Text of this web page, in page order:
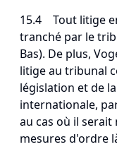
15.4 Tout litige
tranché par le
Bas). De plus,
litige au tribunal
législation et de
internationale,
au cas où il serait
mesures d'ordre